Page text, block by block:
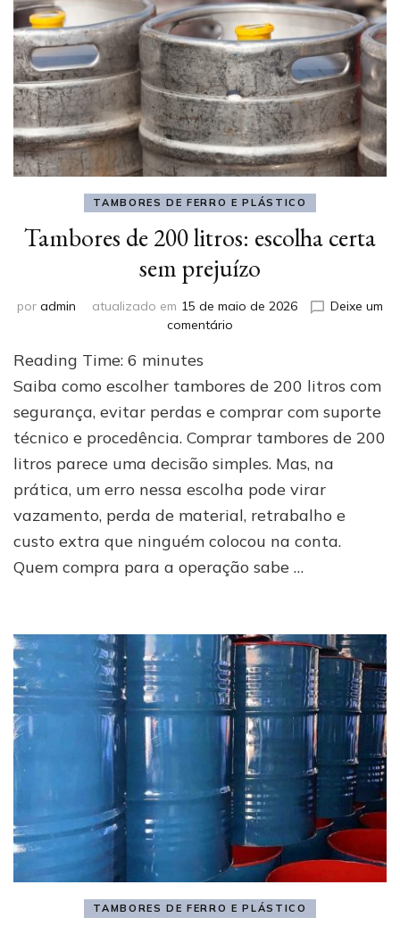
TAMBORES DE FERRO E PLÁSTICO
Tambores de 200 litros: escolha certa
sem prejuízo
por admin atualizado em 15 de maio de 2026
Deixe um
comentário
200
escolha
certa
sem
prejuízo
Reading Time: 6 minutes
Saiba como escolher tambores de 200 litros com
segurança, evitar perdas e comprar com suporte
técnico e procedência. Comprar tambores de 200
litros parece uma decisão simples. Mas, na
prática, um erro nessa escolha pode virar
vazamento, perda de material, retrabalho e
custo extra que ninguém colocou na conta.
Quem compra para a operação sabe …
TAMBORES DE FERRO E PLÁSTICO